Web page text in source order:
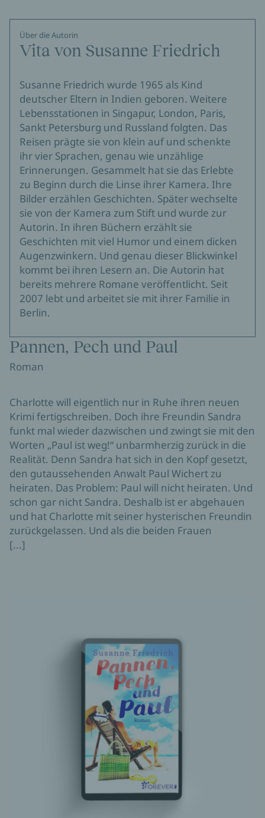
Über die Autorin
Vita von Susanne Friedrich
Susanne Friedrich wurde 1965 als Kind
deutscher Eltern in Indien geboren. Weitere
Lebensstationen in Singapur, London, Paris,
Sankt Petersburg und Russland folgten. Das
Reisen prägte sie von klein auf und schenkte
ihr vier Sprachen, genau wie unzählige
Erinnerungen. Gesammelt hat sie das Erlebte
zu Beginn durch die Linse ihrer Kamera. Ihre
Bilder erzählen Geschichten. Später wechselte
sie von der Kamera zum Stift und wurde zur
Autorin. In ihren Büchern erzählt sie
Geschichten mit viel Humor und einem dicken
Augenzwinkern. Und genau dieser Blickwinkel
kommt bei ihren Lesern an. Die Autorin hat
bereits mehrere Romane veröffentlicht. Seit
2007 lebt und arbeitet sie mit ihrer Familie in
Berlin.
Pannen, Pech und Paul
Roman
Charlotte will eigentlich nur in Ruhe ihren neuen
Krimi fertigschreiben. Doch ihre Freundin Sandra
funkt mal wieder dazwischen und zwingt sie mit den
Worten „Paul ist weg!“ unbarmherzig zurück in die
Realität. Denn Sandra hat sich in den Kopf gesetzt,
den gutaussehenden Anwalt Paul Wichert zu
heiraten. Das Problem: Paul will nicht heiraten. Und
schon gar nicht Sandra. Deshalb ist er abgehauen
und hat Charlotte mit seiner hysterischen Freundin
zurückgelassen. Und als die beiden Frauen
[...]